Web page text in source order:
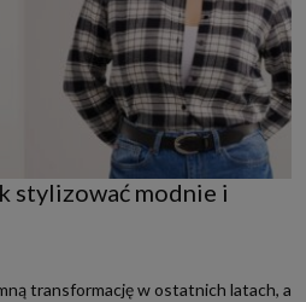
stylizować modnie i
transformację w ostatnich latach, a